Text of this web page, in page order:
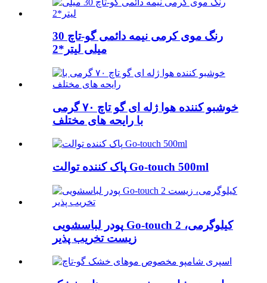
رنگ موی کرمی نیمه دائمی گو-تاچ 30
میلی لیتر*2
خوشبو کننده هوا ژله ای گو تاچ ۷۰ گرمی
با رایحه های مختلف
پاک کننده توالت Go-touch 500ml
پودر لباسشویی Go-touch 2 کیلوگرمی،
زیست تخریب پذیر